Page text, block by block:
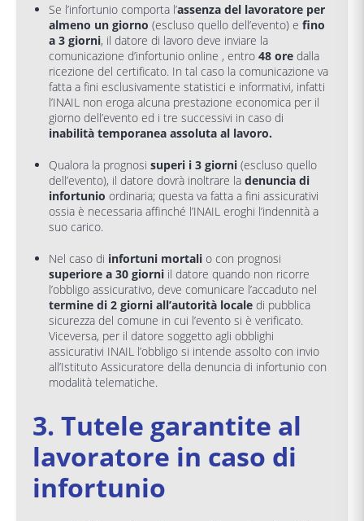
Se l’infortunio comporta l’assenza del lavoratore per
almeno un giorno (escluso quello dell’evento) e fino
a 3 giorni, il datore di lavoro deve inviare la
comunicazione d’infortunio online , entro 48 ore dalla
ricezione del certificato. In tal caso la comunicazione va
fatta a fini esclusivamente statistici e informativi, infatti
l’INAIL non eroga alcuna prestazione economica per il
giorno dell’evento ed i tre successivi in caso di
inabilità temporanea assoluta al lavoro.
Qualora la prognosi superi i 3 giorni (escluso quello
dell’evento), il datore dovrà inoltrare la denuncia di
infortunio ordinaria; questa va fatta a fini assicurativi
ossia è necessaria affinché l’INAIL eroghi l’indennità a
suo carico.
Nel caso di infortuni mortali o con prognosi
superiore a 30 giorni il datore quando non ricorre
l’obbligo assicurativo, deve comunicare l’accaduto nel
termine di 2 giorni all’autorità locale di pubblica
sicurezza del comune in cui l’evento si è verificato.
Viceversa, per il datore soggetto agli obblighi
assicurativi INAIL l’obbligo si intende assolto con invio
all’Istituto Assicuratore della denuncia di infortunio con
modalità telematiche.
3. Tutele garantite al
lavoratore in caso di
infortunio